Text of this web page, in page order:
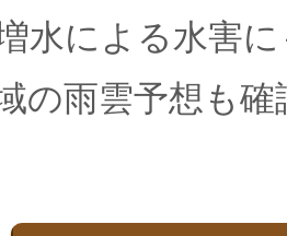
水による水害
の雨雲予想も